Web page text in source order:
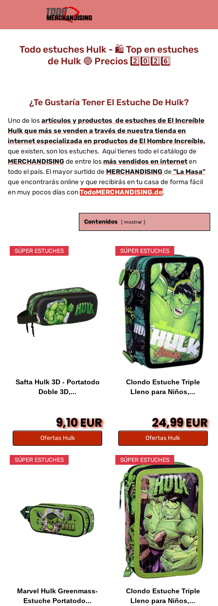
Todo estuches Hulk - 🛍️ Top en estuches
de Hulk 🔵 Precios 2️⃣0️⃣2️⃣6️⃣
¿Te Gustaría Tener El Estuche De Hulk?
Uno de losartículos y productos de estuches de El Increíble
Hulk que más se venden a través de nuestra tienda en
internet especializada en productos de El Hombre Increíble,
que existen, son los estuches. Aquí tienes todo el catálogo de
MERCHANDISINGde entre losmás vendidos en interneten
todo el país. El mayor surtido de MERCHANDISINGde "La Masa"
que encontrarás online y que recibirás en tu casa de forma fácil
en muy pocos días conTodoMERCHANDISING.de.
Contenidos mostrar
SÚPER ESTUCHES
Safta Hulk 3D - Portatodo
Doble 3D,...
9,10 EUR
Ofertas Hulk
SÚPER ESTUCHES
Clondo Estuche Triple
Lleno para Niños,...
24,99 EUR
Ofertas Hulk
SÚPER ESTUCHES
Marvel Hulk Greenmass-
Estuche Portatodo...
SÚPER ESTUCHES
Clondo Estuche Triple
Lleno para Niños,...